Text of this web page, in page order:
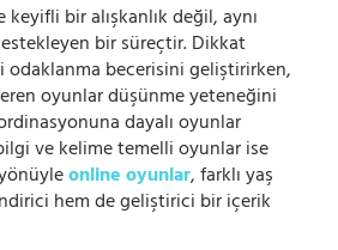
bir alışkanlık değil, aynı
bir süreçtir. Dikkat
odaklanma becerisini geliştirirken,
oyunlar düşünme yeteneğini
dayalı oyunlar
ve kelime temelli oyunlar ise
online oyunlar, farklı yaş
hem de geliştirici bir içerik